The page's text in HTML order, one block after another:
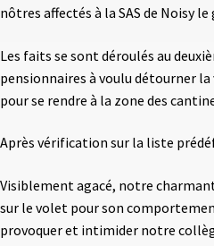
nôtres affectés à la SAS de Noisy le
Les faits se sont déroulés au
pensionnaires à voulu détourner
pour se rendre à la zone des
Après vérification sur la liste
Visiblement agacé, notre
sur le volet pour son
provoquer et intimider notre